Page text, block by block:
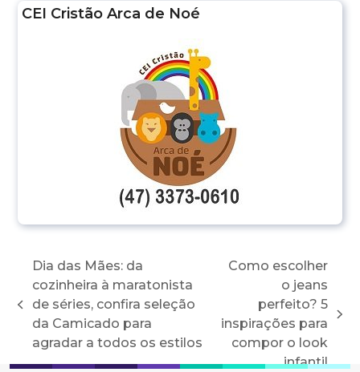
CEI Cristão Arca de Noé
previous
post:
Dia das Mães: da
cozinheira à maratonista
de séries, confira seleção
da Camicado para
agradar a todos os estilos
next
post:
Como escolher
o jeans
perfeito? 5
inspirações para
compor o look
infantil